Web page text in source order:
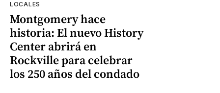
LOCALES
Montgomery hace
historia: El nuevo History
Center abrirá en
Rockville para celebrar
los 250 años del condado